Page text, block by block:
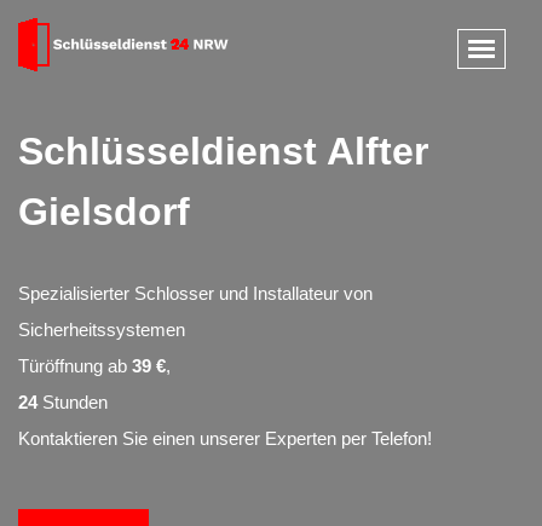
Schlüsseldienst Alfter
Gielsdorf
Spezialisierter Schlosser und Installateur von
Sicherheitssystemen
Türöffnung ab 39 €,
24Stunden
Kontaktieren Sie einen unserer Experten per Telefon!